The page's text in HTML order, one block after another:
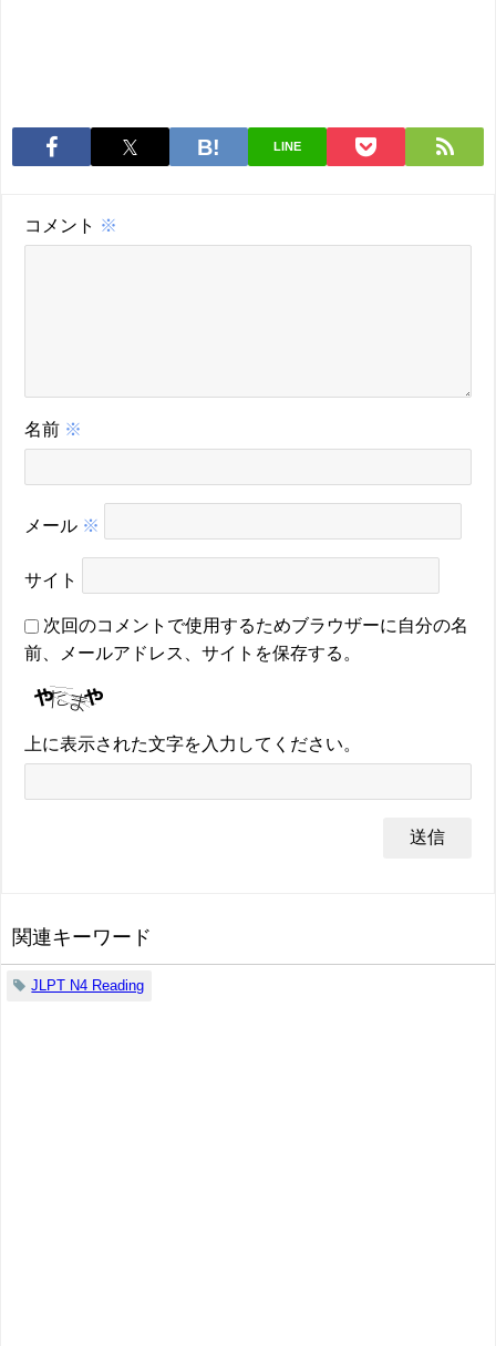
LINE
コメント ※
名前 ※
メール ※
サイト
次回のコメントで使用するためブラウザーに自分の名
前、メールアドレス、サイトを保存する。
上に表示された文字を入力してください。
関連キーワード
JLPT N4 Reading